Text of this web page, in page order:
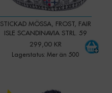
STICKAD MÖSSA, FROST, FAIR
ISLE SCANDINAVIA STRL. 59
299,00 KR
Lagerstatus: Mer än 500